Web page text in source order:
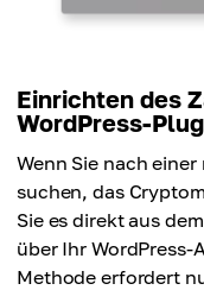
Einrichten des
WordPress-
Wenn Sie nach
suchen, das
Sie es direkt aus
über Ihr WordPress-
Methode erfordert